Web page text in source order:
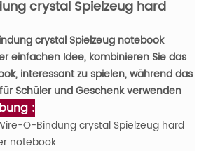
crystal Spielzeug hard
crystal Spielzeug notebook
einfachen Idee, kombinieren Sie das
interessant zu spielen, während das
für Schüler und Geschenk verwenden
:
O-Bindung crystal Spielzeug hard
notebook